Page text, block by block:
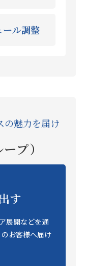
ール調整
の魅力を届け
プ）
す
展開などを通
お客様へ届け